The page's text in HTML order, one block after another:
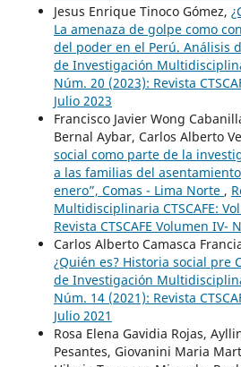
Jesus Enrique Tinoco Gómez,
La amenaza de golpe como
del poder en el Perú. Análisis
de Investigación
Núm. 20 (2023): Revista
Julio 2023
Francisco Javier Wong
Bernal Aybar, Carlos Alberto
social como parte de la
a las familias del
enero”, Comas - Lima Norte ,
Multidisciplinaria CTSCAFE:
Revista CTSCAFE Volumen IV-
Carlos Alberto Camasca
¿Quién es? Historia social pre
de Investigación
Núm. 14 (2021): Revista
Julio 2021
Rosa Elena Gavidia Rojas,
Pesantes, Giovanini Maria